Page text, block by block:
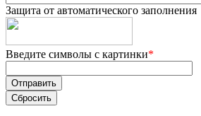
Защита от автоматического заполнения
Введите символы с картинки*